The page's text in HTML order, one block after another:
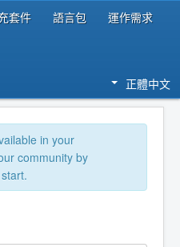
套件 語言包 運作需求
正體中文
in your
community by